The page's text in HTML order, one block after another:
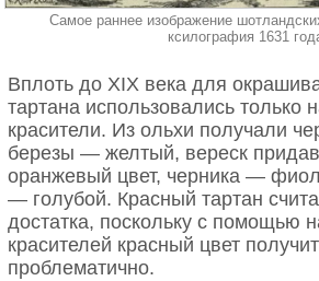
Самое раннее изображение
ксилография 1631
Вплоть до XIX века для
тартана использовались только
красители. Из ольхи получали
березы — желтый, вереск
оранжевый цвет, черника —
— голубой. Красный тартан
достатка, поскольку с помощью
красителей красный цвет
проблематично.